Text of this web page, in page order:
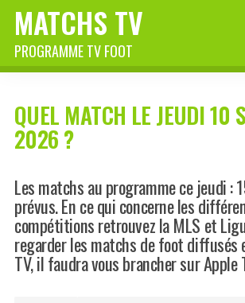
MATCHS TV
PROGRAMME TV FOOT
QUEL MATCH LE JEUDI 10
2026 ?
Les matchs au programme ce jeudi :
prévus. En ce qui concerne les
compétitions retrouvez la MLS et
regarder les matchs de foot diffusés
TV, il faudra vous brancher sur Apple